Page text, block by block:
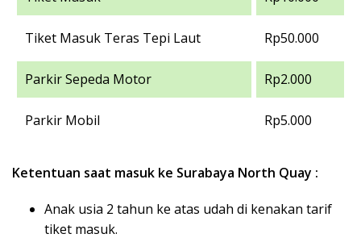
Tiket Masuk Teras Tepi Laut Rp50.000
Parkir Sepeda Motor Rp2.000
Parkir Mobil Rp5.000
Ketentuan saat masuk ke Surabaya North Quay :
Anak usia 2 tahun ke atas udah di kenakan tarif
tiket masuk.